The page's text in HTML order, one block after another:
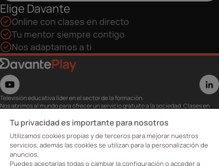
Elige Davante
Online con clases en directo
Tu mentor siempre contigo
Nos adaptamos a ti
Televisión educativa líder en el sector de la formación.
Nos abrimos al mundo para ofrecer un servicio gratuito a la sociedad. Clases en
eventos, masterclass y recursos para estudiantes…
Utiliza esta plataforma para tu formación ya seas opositor o estés formándote
para conseguir o mejorar tu empleo.
Te invitamos a conocer nuestro contenido a la carta para ver cuándo y dónde
quieras.
Davante Play. #FormaciónEnAbierto
Tu privacidad es importante para nosotros
Utilizamos cookies propias y de terceros para mejorar nuestros
servicios, además las cookies se utilizan para la personalización de
anuncios.
Puedes aceptarlas todas o cambiar la configuración o acceder a